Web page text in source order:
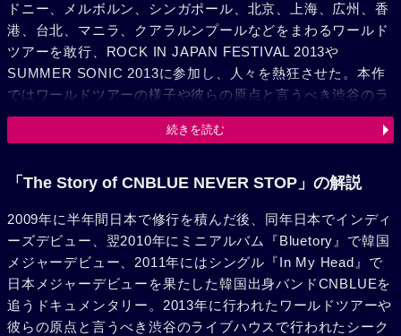
ドニー、メルボルン、シンガポール、北京、上海、広州、香
港、台北、マニラ、クアラルンプールなどをまわるワールド
ツアーを敢行、ROCK IN JAPAN FESTIVAL 2013や
SUMMER SONIC 2013に参加し、人々を熱狂させた。本作
ではワールドツアーの様子や彼らの原点と言うべき渋谷のラ
イブハウスで行われたシークレットライブの模様に加え、ソ
ウルの合宿所の様子やヨンファの寝室などのプライベートな
続きを読む
「The Story of CNBLUE NEVER STOP」の解説
2009年に半年間日本で修行を積んだ後、同年日本でインディ
ーズデビュー、翌2010年にミニアルバム『Bluetory』で韓国
メジャーデビュー、2011年にはシングル『In My Head』で
日本メジャーデビューを果たした韓国出身バンドCNBLUEを
追うドキュメンタリー。2013年に行われたワールドツアーや
彼らの原点と言うべき渋谷のライブハウスで行われたシーク